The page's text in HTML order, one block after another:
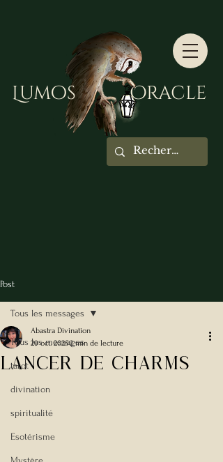
Lumos Oracle
Post
Tous les messages
tarot
divination
spiritualité
Esotérisme
Tous les messages
Lancer de Charms
Abastra Divination
29 oct. 20252 min de lecture